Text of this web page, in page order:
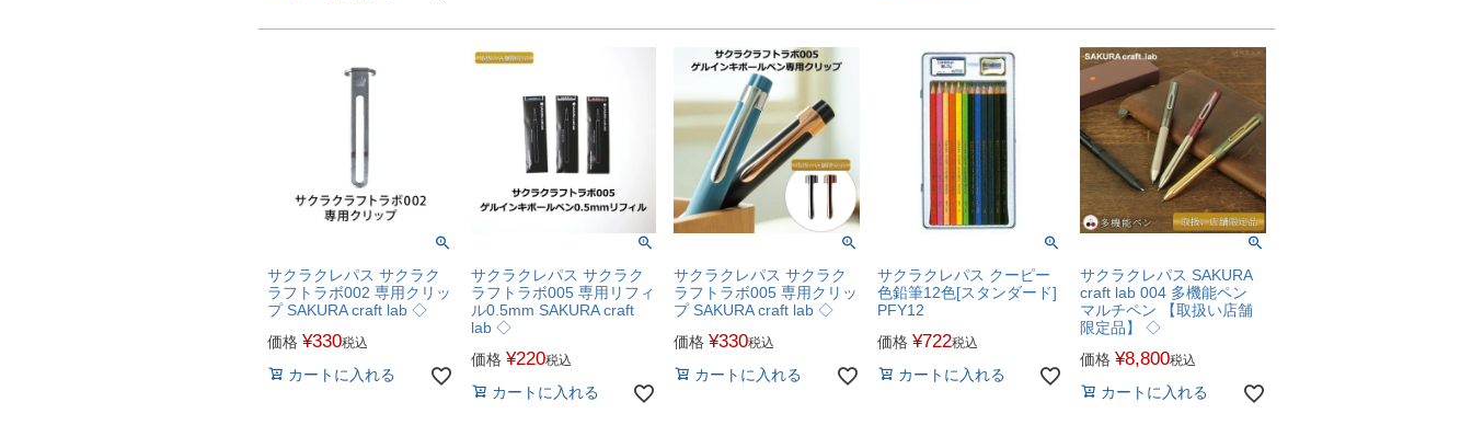
サクラクレパス サクラク
ラフトラボ002 専用クリッ
プ SAKURA craft lab ◇
価格 ¥330税込
カートに入れる
サクラクレパス サクラク
ラフトラボ005 専用リフィ
ル0.5mm SAKURA craft
lab ◇
価格 ¥220税込
カートに入れる
サクラクレパス サクラク
ラフトラボ005 専用クリッ
プ SAKURA craft lab ◇
価格 ¥330税込
カートに入れる
サクラクレパス クーピー
色鉛筆12色[スタンダード]
PFY12
価格 ¥722税込
カートに入れる
サクラクレパス SAKURA
craft lab 004 多機能ペン
マルチペン 【取扱い店舗
限定品】 ◇
価格 ¥8,800税込
カートに入れる